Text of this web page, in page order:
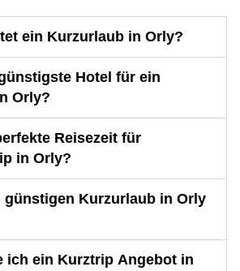
ein Kurzurlaub in Orly?
Hotel für ein
Orly?
Reisezeit für
in Orly?
günstigen Kurzurlaub in Orly
ich ein Kurztrip Angebot in